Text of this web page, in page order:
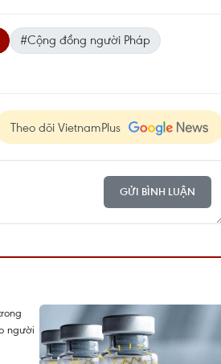
#Cộng đồng người Pháp
Theo dõi VietnamPlus
GỬI BÌNH LUẬN